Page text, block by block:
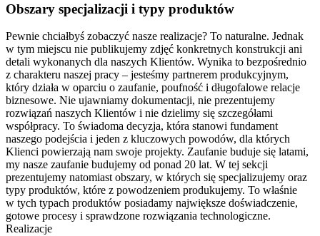
Obszary specjalizacji i typy produktów
Pewnie chciałbyś zobaczyć nasze realizacje? To naturalne. Jednak
w tym miejscu nie publikujemy zdjęć konkretnych konstrukcji ani
detali wykonanych dla naszych Klientów. Wynika to bezpośrednio
z charakteru naszej pracy – jesteśmy partnerem produkcyjnym,
który działa w oparciu o zaufanie, poufność i długofalowe relacje
biznesowe. Nie ujawniamy dokumentacji, nie prezentujemy
rozwiązań naszych Klientów i nie dzielimy się szczegółami
współpracy. To świadoma decyzja, która stanowi fundament
naszego podejścia i jeden z kluczowych powodów, dla których
Klienci powierzają nam swoje projekty. Zaufanie buduje się latami,
my nasze zaufanie budujemy od ponad 20 lat. W tej sekcji
prezentujemy natomiast obszary, w których się specjalizujemy oraz
typy produktów, które z powodzeniem produkujemy. To właśnie
w tych typach produktów posiadamy największe doświadczenie,
gotowe procesy i sprawdzone rozwiązania technologiczne.
Realizacje